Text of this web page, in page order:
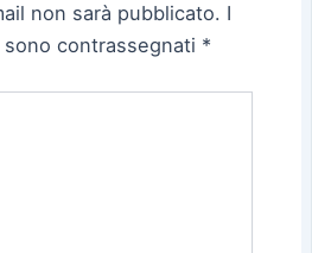
non sarà pubblicato. I
contrassegnati *